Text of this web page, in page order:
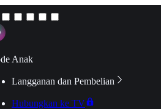
Anak
Langganan dan Pembelian
Hubungkan ke TV